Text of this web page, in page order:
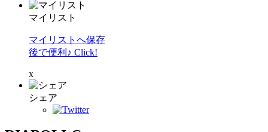
マイリスト
マイリストへ保存
後で便利♪ Click!
x
シェア